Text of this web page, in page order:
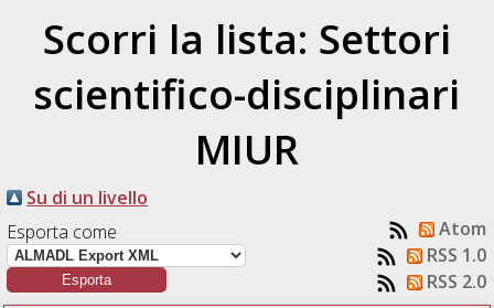
Scorri la lista: Settori
scientifico-disciplinari
MIUR
Su di un livello
Esporta come
Atom
RSS 1.0
RSS 2.0